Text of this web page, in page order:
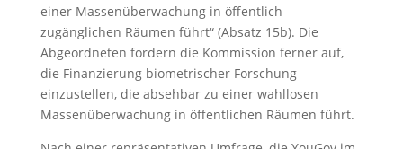
einer Massenüberwachung in öffentlich
zugänglichen Räumen führt“ (Absatz 15b). Die
Abgeordneten fordern die Kommission ferner auf,
die Finanzierung biometrischer Forschung
einzustellen, die absehbar zu einer wahllosen
Massenüberwachung in öffentlichen Räumen führt.